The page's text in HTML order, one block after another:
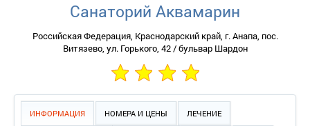
Санаторий Аквамарин
Российская Федерация, Краснодарский край, г. Анапа, пос.
Витязево, ул. Горького, 42 / бульвар Шардон
ИНФОРМАЦИЯ НОМЕРА И ЦЕНЫ ЛЕЧЕНИЕ